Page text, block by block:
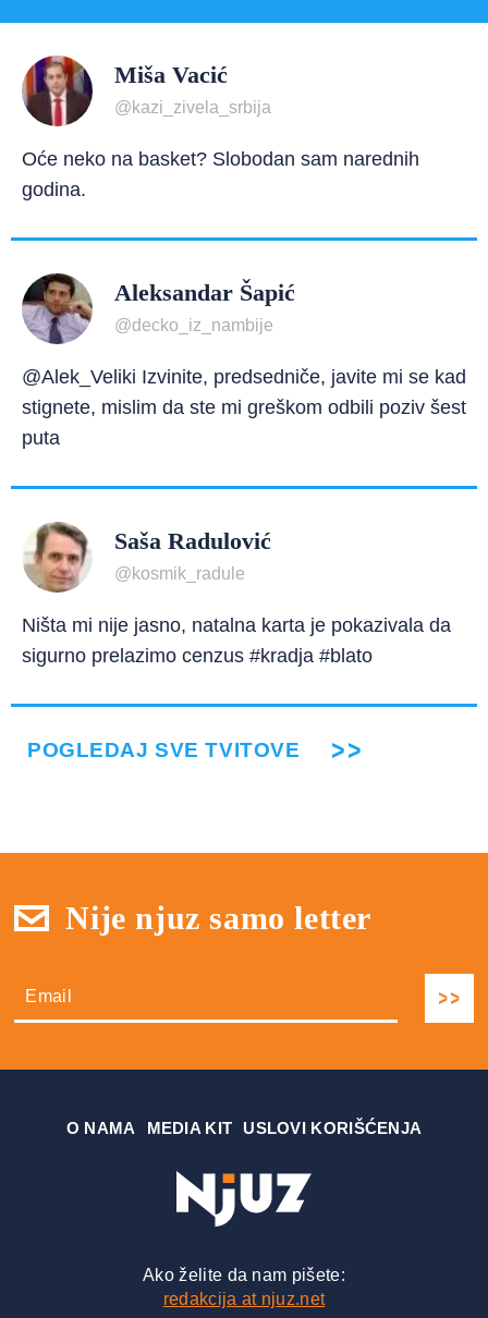
Miša Vacić
@kazi_zivela_srbija
Oće neko na basket? Slobodan sam narednih
godina.
Aleksandar Šapić
@decko_iz_nambije
@Alek_Veliki Izvinite, predsedniče, javite mi se kad
stignete, mislim da ste mi greškom odbili poziv šest
puta
Saša Radulović
@kosmik_radule
Ništa mi nije jasno, natalna karta je pokazivala da
sigurno prelazimo cenzus #kradja #blato
POGLEDAJ SVE TVITOVE
Nije njuz samo letter
О NAMA MEDIA KIT USLOVI KORIŠĆENJA
Ako želite da nam pišete:
redakcija at njuz.net